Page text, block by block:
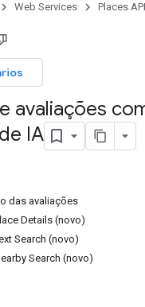
Web Services Places API
avaliações
IA
das avaliações
Details (novo)
Search (novo)
Search (novo)